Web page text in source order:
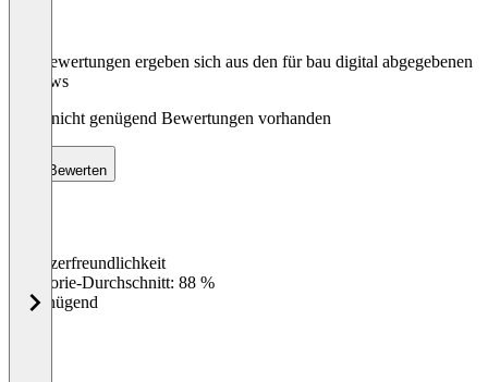
Die Bewertungen ergeben sich aus den für bau digital abgegebenen
Reviews
Noch nicht genügend Bewertungen vorhanden
Bewerten
Benutzerfreundlichkeit
Kategorie-Durchschnitt: 88 %
Ungenügend